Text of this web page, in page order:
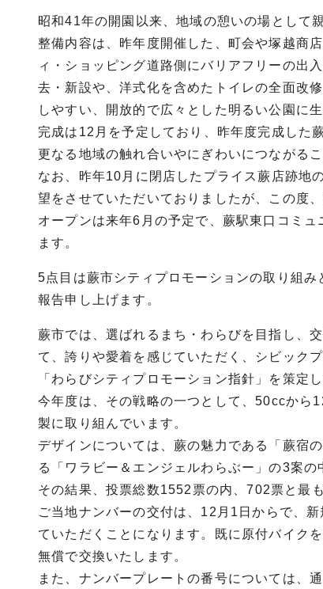
昭和41年の開園以来、地域の憩いの場として
整備内容は、昨年度開催した、町会や塚越商
ィ・ショッピング道路側にバリアフリーの出
去・新設や、洋式化を含めたトイレの全面改
しやすい、開放的で広々とした明るい公園に
完成は12月を予定しており、昨年度完成した
更なる地域の触れ合いやにぎわいにつながる
なお、昨年10月に閉店したプライス蕨店跡地
望をさせていただいておりましたが、この度
オープンは来年6月の予定で、蕨駅東口コミ
ます。
5点目は蕨市シティプロモーションの取り組
報告申し上げます。
蕨市では、選ばれるまち・わらびを目指し、
て、誇りや愛着を感じていただく、シビック
「わらびシティプロモーション指針」を策定し
今年度は、その戦略の一つとして、50ccから
製に取り組んでいます。
デザインについては、蕨の魅力である「蕨宿
る「ワラビー＆エンジェルわらぶー」の3案
その結果、投票総数1552票の内、702票と最
ご当地ナンバーの交付は、12月1日からで、
ていただくことになります。既に原付バイク
無償で交換いたします。
また、ナンバープレートの番号については、